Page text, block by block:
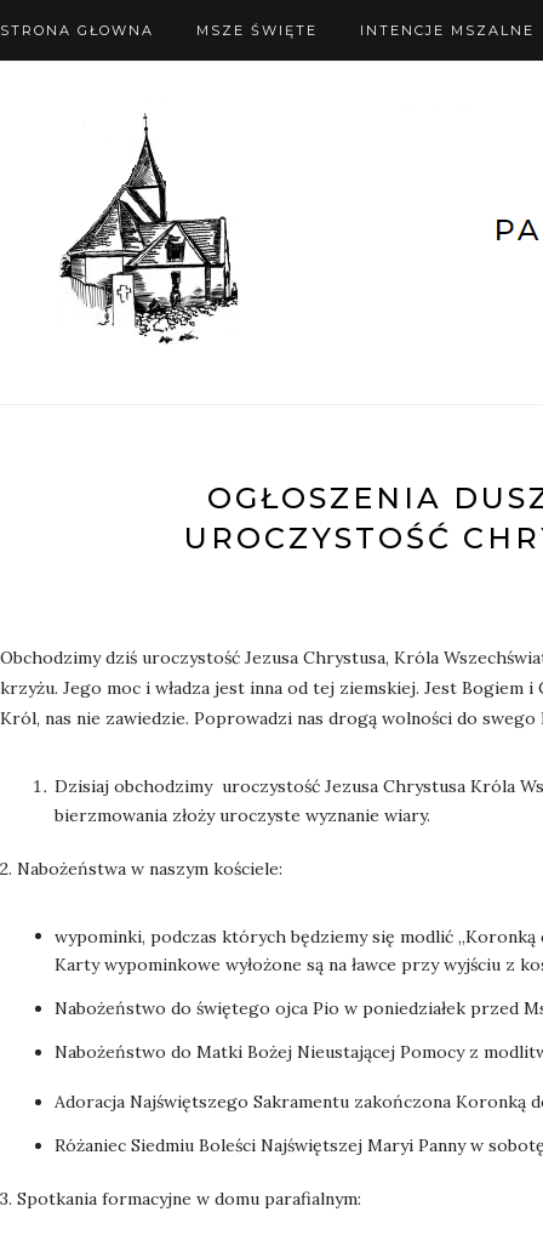
STRONA GŁOWNA MSZE ŚWIĘTE INTENCJE MSZALNE
OGŁOSZENIA
UROCZYSTOŚĆ
Obchodzimy dziś uroczystość Jezusa Chrystusa, Króla
krzyżu. Jego moc i władza jest inna od tej ziemskiej. Jest Bogiem
Król, nas nie zawiedzie. Poprowadzi nas drogą wolności do
Dzisiaj obchodzimy uroczystość Jezusa Chrystusa Króla
bierzmowania złoży uroczyste wyznanie wiary.
2. Nabożeństwa w naszym kościele:
wypominki, podczas których będziemy się modlić „Koronką
Karty wypominkowe wyłożone są na ławce przy wyjściu z
Nabożeństwo do świętego ojca Pio w poniedziałek przed
Nabożeństwo do Matki Bożej Nieustającej Pomocy z
Adoracja Najświętszego Sakramentu zakończona Koronką
Różaniec Siedmiu Boleści Najświętszej Maryi Panny w
3. Spotkania formacyjne w domu parafialnym: